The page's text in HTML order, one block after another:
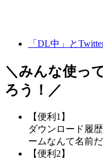
「DL中」と
＼みんな使っ
ろう！／
【便利1】
ダウンロード履
ームなんて名前
【便利2】